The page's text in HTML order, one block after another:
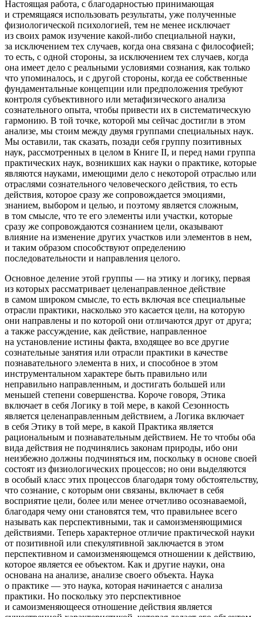
Настоящая работа, с благодарностью принимающая
и стремящаяся использовать результаты, уже полученные
физиологической психологией, тем не менее исключает
из своих рамок изучение какой-либо специальной науки,
за исключением тех случаев, когда она связана с философией;
то есть, с одной стороны, за исключением тех случаев, когда
она имеет дело с реальными условиями сознания, как только
что упоминалось, и с другой стороны, когда ее собственные
фундаментальные концепции или предположения требуют
контроля субъективного или метафизического анализа
сознательного опыта, чтобы привести их в систематическую
гармонию. В той точке, которой мы сейчас достигли в этом
анализе, мы стоим между двумя группами специальных наук.
Мы оставили, так сказать, позади себя группу позитивных
наук, рассмотренных в целом в Книге II, и перед нами группа
практических наук, возникших как науки о практике, которые
являются науками, имеющими дело с некоторой отраслью или
отраслями сознательного человеческого действия, то есть
действия, которое сразу же сопровождается эмоциями,
знанием, выбором и целью, и поэтому является сложным,
в том смысле, что те его элементы или участки, которые
сразу же сопровождаются сознанием цели, оказывают
влияние на изменение других участков или элементов в нем,
и таким образом способствуют определению
последовательности и направления целого.
Основное деление этой группы — на этику и логику, первая
из которых рассматривает целенаправленное действие
в самом широком смысле, то есть включая все специальные
отрасли практики, насколько это касается цели, на которую
они направлены и по которой они отличаются друг от друга;
а также рассуждение, как действие, направленное
на установление истины факта, входящее во все другие
сознательные занятия или отрасли практики в качестве
познавательного элемента в них, и способное в этом
инструментальном характере быть правильно или
неправильно направленным, и достигать большей или
меньшей степени совершенства. Короче говоря, Этика
включает в себя Логику в той мере, в какой Сезонность
является целенаправленным действием, а Логика включает
в себя Этику в той мере, в какой Практика является
рациональным и познавательным действием. Не то чтобы оба
вида действия не подчинялись законам природы, ибо они
неизбежно должны подчиняться им, поскольку в основе своей
состоят из физиологических процессов; но они выделяются
в особый класс этих процессов благодаря тому обстоятельству,
что сознание, с которым они связаны, включает в себя
восприятие цели, более или менее отчетливо осознаваемой,
благодаря чему они становятся тем, что правильнее всего
называть как перспективными, так и самоизменяющимися
действиями. Теперь характерное отличие практической науки
от позитивной или спекулятивной заключается в этом
перспективном и самоизменяющемся отношении к действию,
которое является ее объектом. Как и другие науки, она
основана на анализе, анализе своего объекта. Наука
о практике — это наука, которая начинается с анализа
практики. Но поскольку это перспективное
и самоизменяющееся отношение действия является